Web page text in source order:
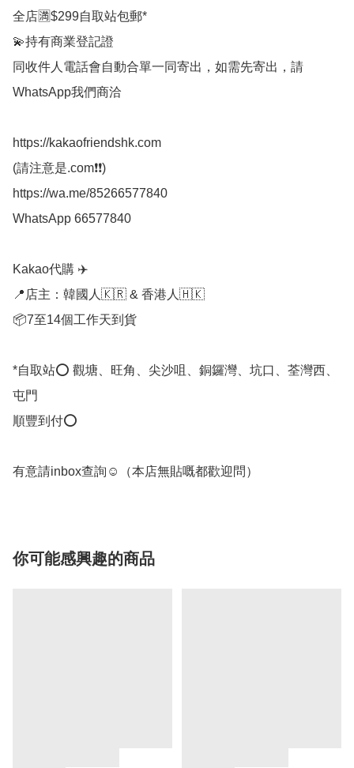
全店🈵$299自取站包郵*
💫持有商業登記證
同收件人電話會自動合單一同寄出，如需先寄出，請
WhatsApp我們商洽
https://kakaofriendshk.com
(請注意是.com❗❗)
https://wa.me/85266577840
WhatsApp 66577840
Kakao代購 ✈️
📍店主：韓國人🇰🇷 & 香港人🇭🇰
📦7至14個工作天到貨
*自取站⭕ 觀塘、旺角、尖沙咀、銅鑼灣、坑口、荃灣西、
屯門
順豐到付⭕
有意請inbox查詢☺️（本店無貼嘅都歡迎問）
你可能感興趣的商品